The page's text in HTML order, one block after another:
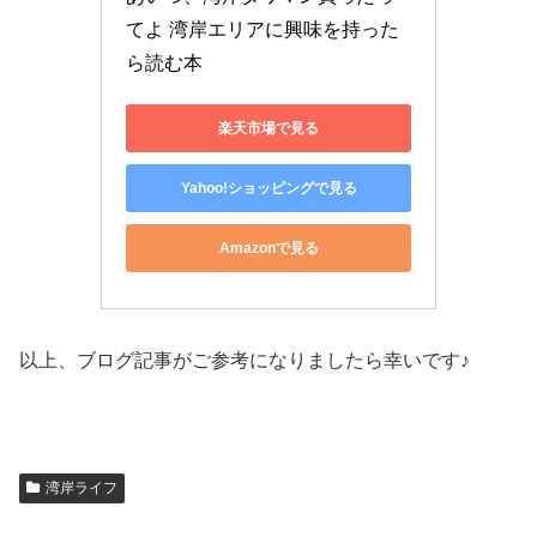
てよ 湾岸エリアに興味を持った
ら読む本
楽天市場で見る
Yahoo!ショッピングで見る
Amazonで見る
以上、ブログ記事がご参考になりましたら幸いです♪
湾岸ライフ